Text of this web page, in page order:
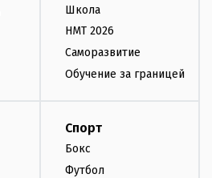
Школа
НМТ 2026
Саморазвитие
Обучение за границей
Спорт
Бокс
Футбол